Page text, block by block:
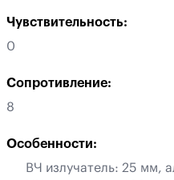
Чувствительность:
0
Сопротивление:
8
Особенности:
ВЧ излучатель: 25 мм,